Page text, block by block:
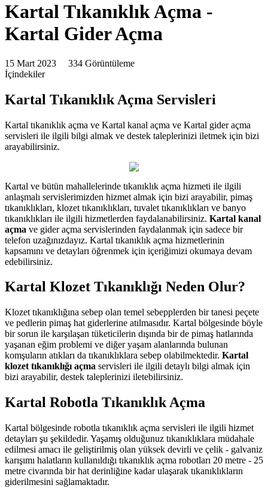
Kartal Tıkanıklık Açma -
Kartal Gider Açma
15 Mart 2023 334 Görüntüleme
İçindekiler
Kartal Tıkanıklık Açma Servisleri
Kartal tıkanıklık açma ve Kartal kanal açma ve Kartal gider açma
servisleri ile ilgili bilgi almak ve destek taleplerinizi iletmek için bizi
arayabilirsiniz.
Kartal ve bütün mahallelerinde tıkanıklık açma hizmeti ile ilgili
anlaşmalı servislerimizden hizmet almak için bizi arayabilir, pimaş
tıkanıklıkları, klozet tıkanıklıkları, tuvalet tıkanıklıkları ve banyo
tıkanıklıkları ile ilgili hizmetlerden faydalanabilirsiniz. Kartal kanal
açma ve gider açma servislerinden faydalanmak için sadece bir
telefon uzağınızdayız. Kartal tıkanıklık açma hizmetlerinin
kapsamını ve detayları öğrenmek için içeriğimizi okumaya devam
edebilirsiniz.
Kartal Klozet Tıkanıklığı Neden Olur?
Klozet tıkanıklığına sebep olan temel sebepplerden bir tanesi peçete
ve pedlerin pimaş hat giderlerine atılmasıdır. Kartal bölgesinde böyle
bir sorun ile karşılaşan tüketicilerin dışında bir de pimaş hatlarında
yaşanan eğim problemi ve diğer yaşam alanlarında bulunan
komşuların atıkları da tıkanıklıklara sebep olabilmektedir. Kartal
klozet tıkanıklığı açma servisleri ile ilgili detaylı bilgi almak için
bizi arayabilir, destek taleplerinizi iletebilirsiniz.
Kartal Robotla Tıkanıklık Açma
Kartal bölgesinde robotla tıkanıklık açma servisleri ile ilgili hizmet
detayları şu şekildedir. Yaşamış olduğunuz tıkanıklıklara müdahale
edilmesi amacı ile geliştirilmiş olan yüksek devirli ve çelik - galvaniz
karışımı halatların kullanıldığı tıkanıklık açma robotları 20 metre - 25
metre civarında bir hat derinliğine kadar ulaşarak tıkanıklıkların
giderilmesini sağlamaktadır.